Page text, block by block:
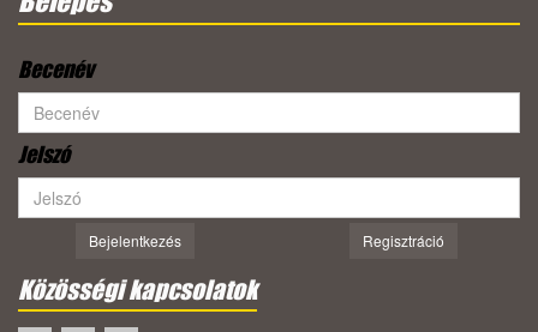
Becenév
Jelszó
Bejelentkezés Regisztráció
Közösségi kapcsolatok